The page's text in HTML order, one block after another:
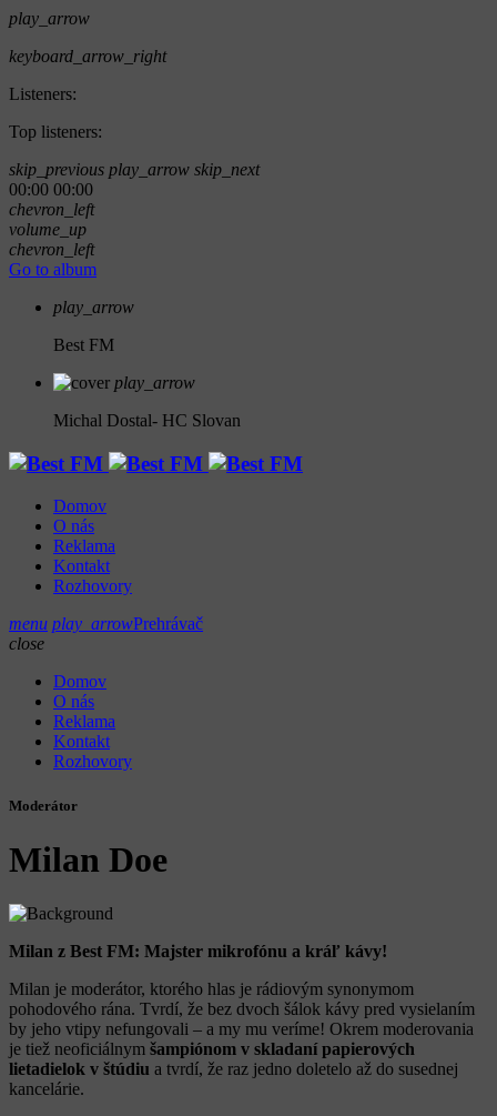
play_arrow
keyboard_arrow_right
Listeners:
Top listeners:
skip_previous play_arrow skip_next
00:00 00:00
chevron_left
volume_up
chevron_left
Go to album
play_arrow
Best FM
play_arrow
Michal Dostal- HC Slovan
Domov
O nás
Reklama
Kontakt
Rozhovory
menu play_arrowPrehrávač
close
Domov
O nás
Reklama
Kontakt
Rozhovory
Moderátor
Milan Doe
Milan z Best FM: Majster mikrofónu a kráľ kávy!
Milan je moderátor, ktorého hlas je rádiovým synonymom
pohodového rána. Tvrdí, že bez dvoch šálok kávy pred vysielaním
by jeho vtipy nefungovali – a my mu veríme! Okrem moderovania
je tiež neoficiálnym šampiónom v skladaní papierových
lietadielok v štúdiu a tvrdí, že raz jedno doletelo až do susednej
kancelárie.